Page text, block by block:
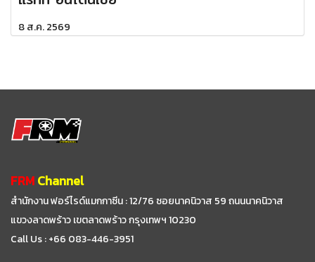
8 ส.ค. 2569
FRMChannel
สำนักงาน ฟอร์ไรด์แมกกาซีน : 12/76 ซอยนาคนิวาส 59ถนนนาคนิวาส
แขวงลาดพร้าว เขตลาดพร้าว กรุงเทพฯ 10230
Call Us : +66 083-446-3951